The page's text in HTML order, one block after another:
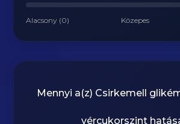
Alacsony (0) Közepes
Mennyi a(z) Csirkemell
vércukorszint